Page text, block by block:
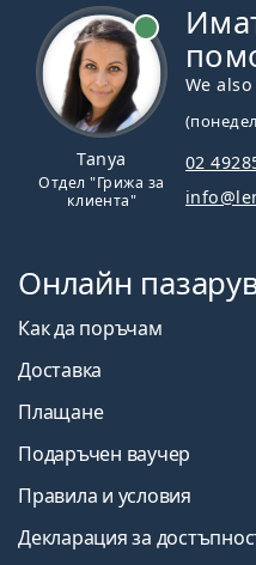
Tanya
Отдел "Грижа за
клиента"
We
02
Онлайн
Как да поръчам
Доставка
Плащане
Подаръчен ваучер
Правила и условия
Декларация за